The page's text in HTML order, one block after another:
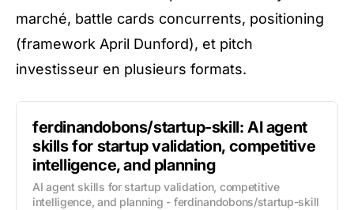
marché, battle cards concurrents, positioning
(framework April Dunford), et pitch
investisseur en plusieurs formats.
ferdinandobons/startup-skill: AI agent
skills for startup validation, competitive
intelligence, and planning
AI agent skills for startup validation, competitive
intelligence, and planning - ferdinandobons/startup-skill